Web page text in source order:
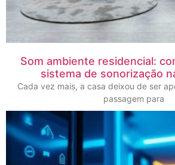
Som ambiente residencial:
sistema de sonorização
Cada vez mais, a casa deixou de ser
passagem para